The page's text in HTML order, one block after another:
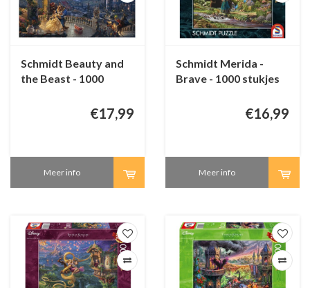
Schmidt Beauty and
the Beast - 1000
€17,99
Meer info
Schmidt Merida -
Brave - 1000 stukjes
€16,99
Meer info